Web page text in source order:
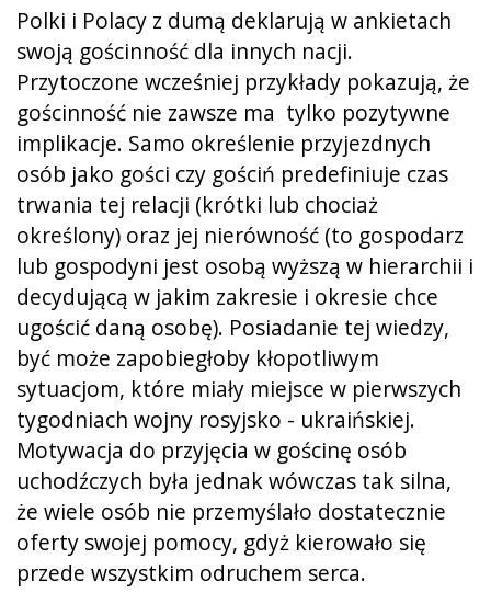
Polki i Polacy z dumą deklarują w ankietach
swoją gościnność dla innych nacji.
Przytoczone wcześniej przykłady pokazują, że
gościnność nie zawsze ma tylko pozytywne
implikacje. Samo określenie przyjezdnych
osób jako gości czy gościń predefiniuje czas
trwania tej relacji (krótki lub chociaż
określony) oraz jej nierówność (to gospodarz
lub gospodyni jest osobą wyższą w hierarchii i
decydującą w jakim zakresie i okresie chce
ugościć daną osobę). Posiadanie tej wiedzy,
być może zapobiegłoby kłopotliwym
sytuacjom, które miały miejsce w pierwszych
tygodniach wojny rosyjsko - ukraińskiej.
Motywacja do przyjęcia w gościnę osób
uchodźczych była jednak wówczas tak silna,
że wiele osób nie przemyślało dostatecznie
oferty swojej pomocy, gdyż kierowało się
przede wszystkim odruchem serca.